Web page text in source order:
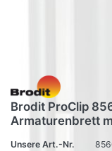
Brodit ProClip
Armaturenbrett
Unsere Art.-Nr.